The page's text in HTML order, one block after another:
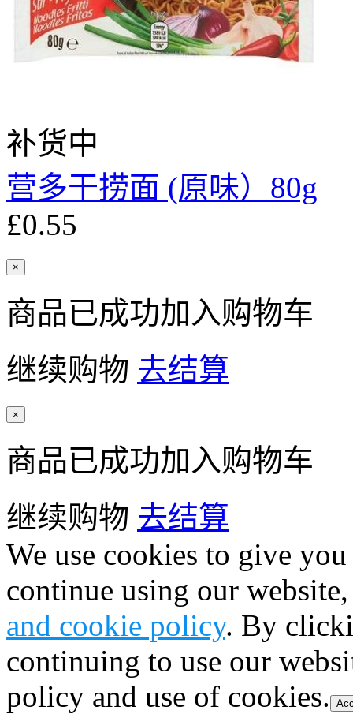
补货中
营多干捞面 (原味）80g
£0.55
×
商品已成功加入购物车
继续购物 去结算
×
商品已成功加入购物车
继续购物 去结算
We use cookies to give
continue using our
and cookie policy. By
continuing to use our
policy and use of cookies.